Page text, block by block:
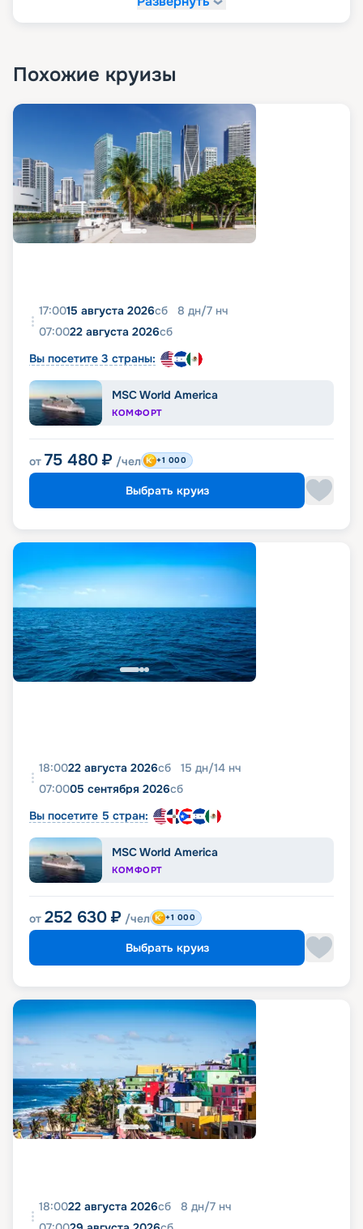
Похожие круизы
17:0015 августа 2026сб 8 дн/7 нч
07:0022 августа 2026сб
Вы посетите 3 страны:
MSC World America
КОМФОРТ
от 75 480 ₽ /чел +1 000
Выбрать круиз
18:0022 августа 2026сб 15 дн/14 нч
07:0005 сентября 2026сб
Вы посетите 5 стран:
MSC World America
КОМФОРТ
от 252 630 ₽ /чел +1 000
Выбрать круиз
18:0022 августа 2026сб 8 дн/7 нч